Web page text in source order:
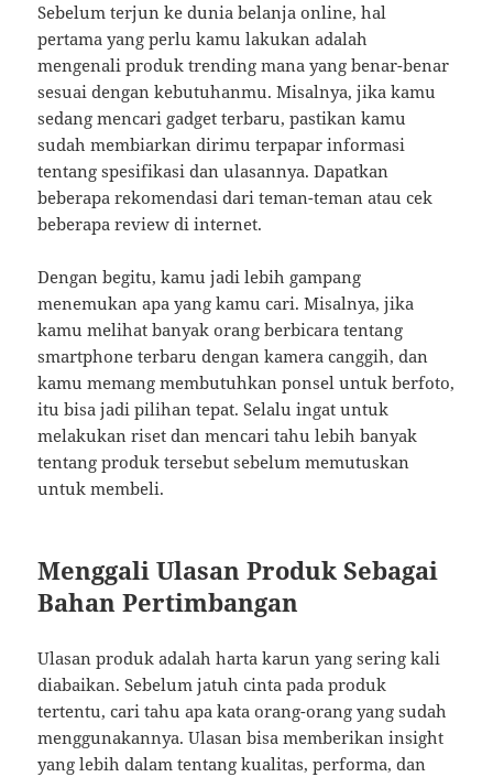
Sebelum terjun ke dunia belanja online, hal
pertama yang perlu kamu lakukan adalah
mengenali produk trending mana yang benar-benar
sesuai dengan kebutuhanmu. Misalnya, jika kamu
sedang mencari gadget terbaru, pastikan kamu
sudah membiarkan dirimu terpapar informasi
tentang spesifikasi dan ulasannya. Dapatkan
beberapa rekomendasi dari teman-teman atau cek
beberapa review di internet.
Dengan begitu, kamu jadi lebih gampang
menemukan apa yang kamu cari. Misalnya, jika
kamu melihat banyak orang berbicara tentang
smartphone terbaru dengan kamera canggih, dan
kamu memang membutuhkan ponsel untuk berfoto,
itu bisa jadi pilihan tepat. Selalu ingat untuk
melakukan riset dan mencari tahu lebih banyak
tentang produk tersebut sebelum memutuskan
untuk membeli.
Menggali Ulasan Produk Sebagai
Bahan Pertimbangan
Ulasan produk adalah harta karun yang sering kali
diabaikan. Sebelum jatuh cinta pada produk
tertentu, cari tahu apa kata orang-orang yang sudah
menggunakannya. Ulasan bisa memberikan insight
yang lebih dalam tentang kualitas, performa, dan